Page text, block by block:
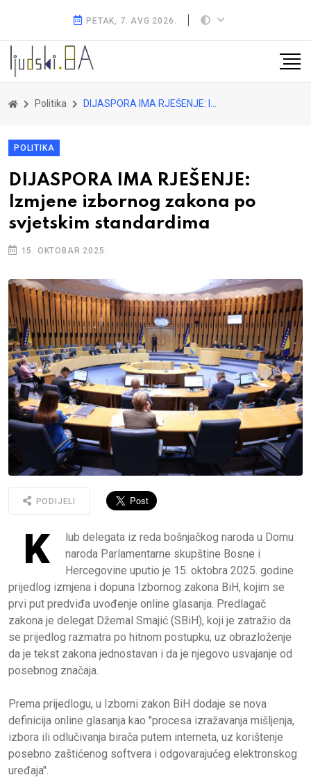
PETAK, 7. AVG 2026.
Politika DIJASPORA IMA RJEŠENJE: Izmjene izbornog zakona po svjetskim standardima
POLITIKA
DIJASPORA IMA RJEŠENJE:
Izmjene izbornog zakona po
svjetskim standardima
15. OKTOBAR 2025.
PODIJELI
K
lub delegata iz reda bošnjačkog naroda u Domu
naroda Parlamentarne skupštine Bosne i
Hercegovine uputio je 15. oktobra 2025. godine
prijedlog izmjena i dopuna Izbornog zakona BiH, kojim se
prvi put predviđa uvođenje online glasanja. Predlagač
zakona je delegat Džemal Smajić (SBiH), koji je zatražio da
se prijedlog razmatra po hitnom postupku, uz obrazloženje
da je tekst zakona jednostavan i da je njegovo usvajanje od
posebnog značaja.
Prema prijedlogu, u Izborni zakon BiH dodaje se nova
definicija online glasanja kao "procesa izražavanja mišljenja,
izbora ili odlučivanja birača putem interneta, uz korištenje
posebno zaštićenog softvera i odgovarajućeg elektronskog
uređaja".